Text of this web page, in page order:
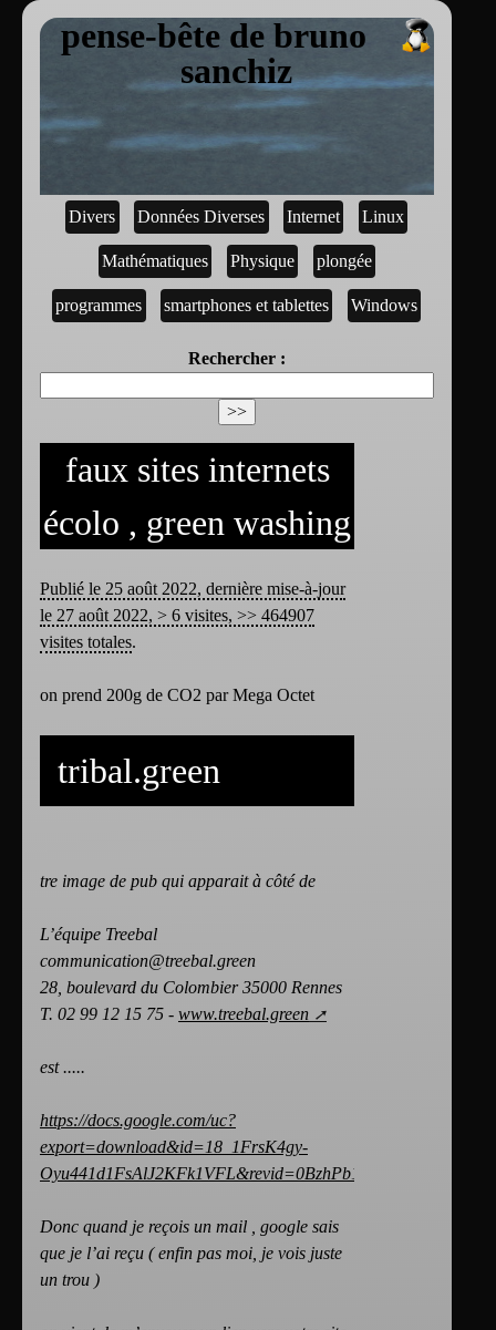
pense-bête de bruno
sanchiz
Divers Données Diverses Internet Linux
Mathématiques Physique plongée
programmes smartphones et tablettes Windows
Rechercher :
faux sites internets
écolo , green washing
Publié le 25 août 2022, dernière mise-à-jour
le 27 août 2022, > 6 visites, >> 464907
visites totales.
on prend 200g de CO2 par Mega Octet
tribal.green
tre image de pub qui apparait à côté de
L’équipe Treebal
communication@treebal.green
28, boulevard du Colombier 35000 Rennes
T. 02 99 12 15 75 - www.treebal.green
est .....
https://docs.google.com/uc?
export=download&id=18_1FrsK4gy-
Donc quand je reçois un mail , google sais
que je l’ai reçu ( enfin pas moi, je vois juste
un trou )